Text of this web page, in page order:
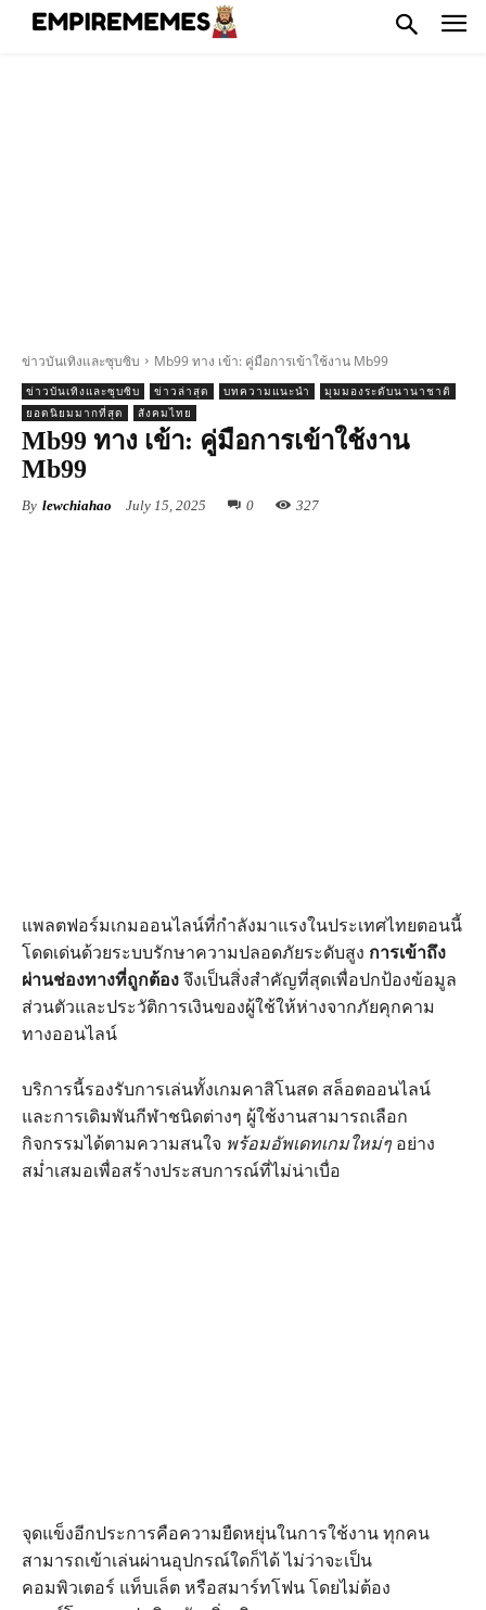
ข่าวบันเทิงและซุบซิบ Mb99 ทาง เข้า: คู่มือการเข้าใช้งาน Mb99
ข่าวบันเทิงและซุบซิบ ข่าวล่าสุด บทความแนะนำ
มุมมองระดับนานาชาติ
ยอดนิยมมากที่สุด
สังคมไทย
Mb99 ทาง เข้า: คู่มือการเข้าใช้งาน
Mb99
By lewchiahao July 15, 2025 0 327
แพลตฟอร์มเกมออนไลน์ที่กำลังมาแรงในประเทศไทยตอนนี้
โดดเด่นด้วยระบบรักษาความปลอดภัยระดับสูง การเข้าถึง
ผ่านช่องทางที่ถูกต้อง จึงเป็นสิ่งสำคัญที่สุดเพื่อปกป้องข้อมูล
ส่วนตัวและประวัติการเงินของผู้ใช้ให้ห่างจากภัยคุกคาม
ทางออนไลน์
บริการนี้รองรับการเล่นทั้งเกมคาสิโนสด สล็อตออนไลน์
และการเดิมพันกีฬาชนิดต่างๆ ผู้ใช้งานสามารถเลือก
กิจกรรมได้ตามความสนใจ พร้อมอัพเดทเกมใหม่ๆ อย่าง
สม่ำเสมอเพื่อสร้างประสบการณ์ที่ไม่น่าเบื่อ
จุดแข็งอีกประการคือความยืดหยุ่นในการใช้งาน ทุกคน
สามารถเข้าเล่นผ่านอุปกรณ์ใดก็ได้ ไม่ว่าจะเป็น
คอมพิวเตอร์ แท็บเล็ต หรือสมาร์ทโฟน โดยไม่ต้อง